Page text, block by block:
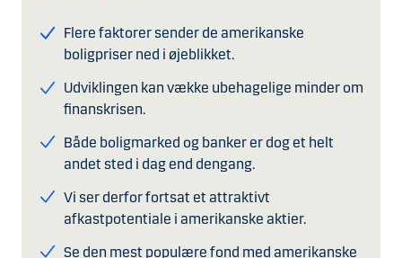
Flere faktorer sender de amerikanske
boligpriser ned i øjeblikket.
Udviklingen kan vække ubehagelige minder om
finanskrisen.
Både boligmarked og banker er dog et helt
andet sted i dag end dengang.
Vi ser derfor fortsat et attraktivt
afkastpotentiale i amerikanske aktier.
Se den mest populære fond med amerikanske